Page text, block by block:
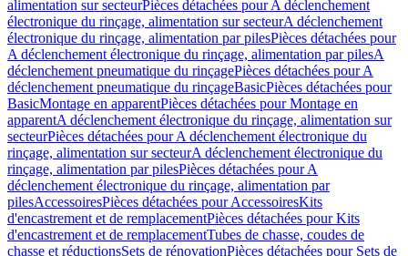
alimentation sur secteurPièces détachées pour A déclenchement
électronique du rinçage, alimentation sur secteurA déclenchement
électronique du rinçage, alimentation par pilesPièces détachées pour
A déclenchement électronique du rinçage, alimentation par pilesA
déclenchement pneumatique du rinçagePièces détachées pour A
déclenchement pneumatique du rinçageBasicPièces détachées pour
BasicMontage en apparentPièces détachées pour Montage en
apparentA déclenchement électronique du rinçage, alimentation sur
secteurPièces détachées pour A déclenchement électronique du
rinçage, alimentation sur secteurA déclenchement électronique du
rinçage, alimentation par pilesPièces détachées pour A
déclenchement électronique du rinçage, alimentation par
pilesAccessoiresPièces détachées pour AccessoiresKits
d'encastrement et de remplacementPièces détachées pour Kits
d'encastrement et de remplacementTubes de chasse, coudes de
chasse et réductionsSets de rénovationPièces détachées pour Sets de